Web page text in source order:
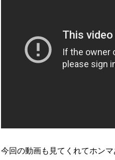
今回の動画も見てくれてホンマ